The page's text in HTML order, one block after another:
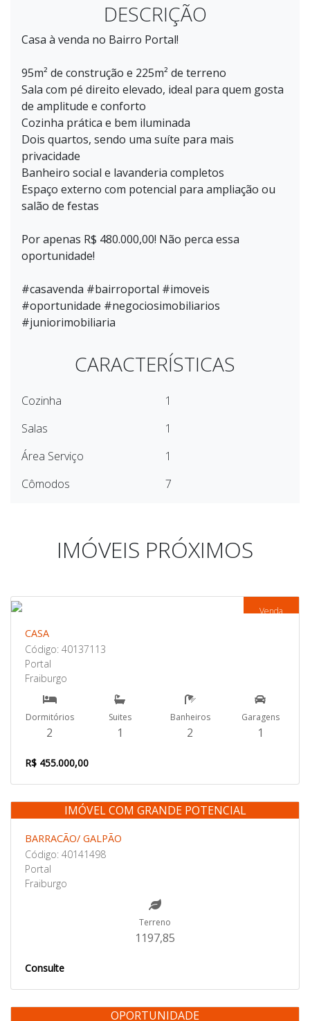
DESCRIÇÃO
Casa à venda no Bairro Portal!
95m² de construção e 225m² de terreno
Sala com pé direito elevado, ideal para quem gosta
de amplitude e conforto
Cozinha prática e bem iluminada
Dois quartos, sendo uma suíte para mais
privacidade
Banheiro social e lavanderia completos
Espaço externo com potencial para ampliação ou
salão de festas
Por apenas R$ 480.000,00! Não perca essa
oportunidade!
#casavenda #bairroportal #imoveis
#oportunidade #negociosimobiliarios
#juniorimobiliaria
CARACTERÍSTICAS
Cozinha
1
Salas
1
Área Serviço
1
Cômodos
7
IMÓVEIS PRÓXIMOS
Venda
CASA
Código: 40137113
Portal
Fraiburgo
Dormitórios
2
Suites
1
Banheiros
2
Garagens
1
R$ 455.000,00
Venda
IMÓVEL COM GRANDE POTENCIAL
BARRACÃO/ GALPÃO
Código: 40141498
Portal
Fraiburgo
Terreno
1197,85
Consulte
OPORTUNIDADE